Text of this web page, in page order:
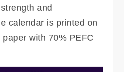
and
calendar is printed on
with 70% PEFC